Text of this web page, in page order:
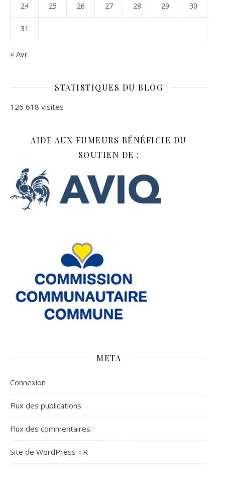
24 25 26 27 28 29 30
31
« Avr
STATISTIQUES DU BLOG
126 618 visites
AIDE AUX FUMEURS BÉNÉFICIE DU
SOUTIEN DE :
META
Connexion
Flux des publications
Flux des commentaires
Site de WordPress-FR